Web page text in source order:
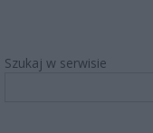
Szukaj w serwisie